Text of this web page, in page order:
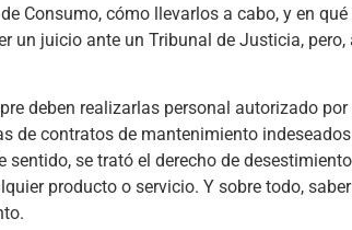
Consumo, cómo llevarlos a cabo, y en
un juicio ante un Tribunal de Justicia,
deben realizarlas personal autorizado
de contratos de mantenimiento
se trató el derecho de
producto o servicio. Y sobre todo,